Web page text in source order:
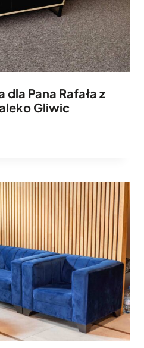
Pana Rafała z
Gliwic